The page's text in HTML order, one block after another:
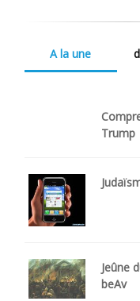
A la une
Trump
Jeûne
beAv